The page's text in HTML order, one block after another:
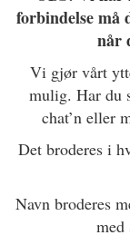
forbindelse må
når
Vi gjør vårt
mulig. Har du
chat’n eller
Det broderes i
Navn broderes